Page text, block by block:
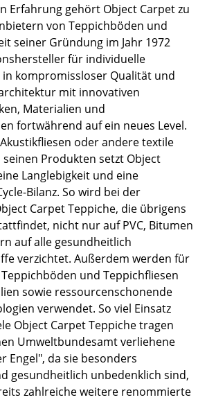
Tische
Erfahrung gehört Object Carpet zu
von Teppichböden und
seiner Gründung im Jahr 1972
für individuelle
kompromissloser Qualität und
mit innovativen
Materialien und
fortwährend auf ein neues Level.
oder andere textile
seinen Produkten setzt Object
Langlebigkeit und eine
Bilanz. So wird bei der
Carpet Teppiche, die übrigens
nicht nur auf PVC, Bitumen
auf alle gesundheitlich
verzichtet. Außerdem werden für
und Teppichfliesen
sowie ressourcenschonende
verwendet. So viel Einsatz
Object Carpet Teppiche tragen
Umweltbundesamt verliehene
Engel", da sie besonders
gesundheitlich unbedenklich sind,
zahlreiche weitere renommierte